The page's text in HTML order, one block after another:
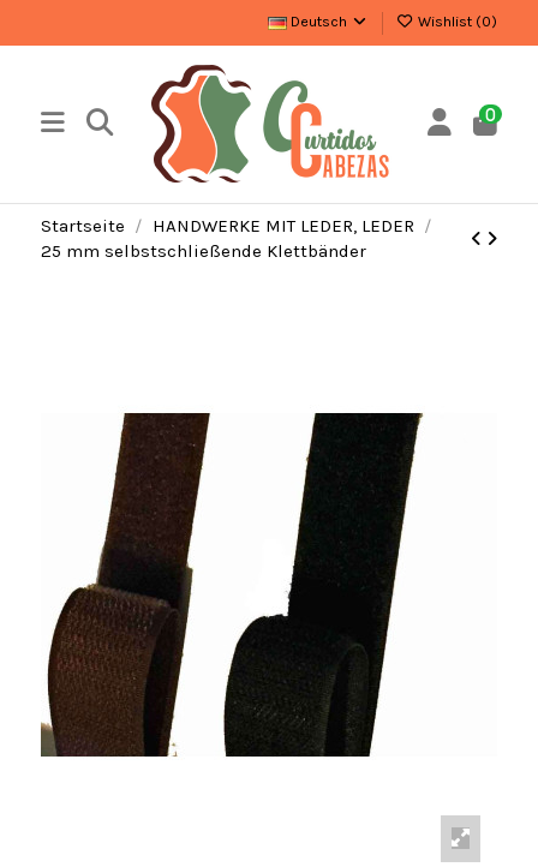
Deutsch Wishlist (0)
0
Startseite
HANDWERKE MIT LEDER, LEDER
25 mm selbstschließende Klettbänder